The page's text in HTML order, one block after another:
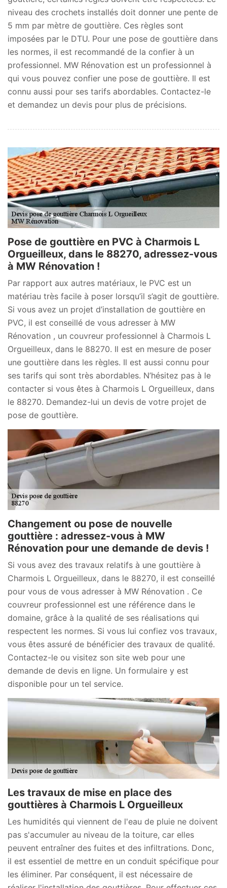
niveau des crochets installés doit donner une pente de
5 mm par mètre de gouttière. Ces règles sont
imposées par le DTU. Pour une pose de gouttière dans
les normes, il est recommandé de la confier à un
professionnel. MW Rénovation est un professionnel à
qui vous pouvez confier une pose de gouttière. Il est
connu aussi pour ses tarifs abordables. Contactez-le
et demandez un devis pour plus de précisions.
Pose de gouttière en PVC à Charmois L
Orgueilleux, dans le 88270, adressez-vous
à MW Rénovation !
Par rapport aux autres matériaux, le PVC est un
matériau très facile à poser lorsqu’il s’agit de gouttière.
Si vous avez un projet d’installation de gouttière en
PVC, il est conseillé de vous adresser à MW
Rénovation , un couvreur professionnel à Charmois L
Orgueilleux, dans le 88270. Il est en mesure de poser
une gouttière dans les règles. Il est aussi connu pour
ses tarifs qui sont très abordables. N’hésitez pas à le
contacter si vous êtes à Charmois L Orgueilleux, dans
le 88270. Demandez-lui un devis de votre projet de
pose de gouttière.
Changement ou pose de nouvelle
gouttière : adressez-vous à MW
Rénovation pour une demande de devis !
Si vous avez des travaux relatifs à une gouttière à
Charmois L Orgueilleux, dans le 88270, il est conseillé
pour vous de vous adresser à MW Rénovation . Ce
couvreur professionnel est une référence dans le
domaine, grâce à la qualité de ses réalisations qui
respectent les normes. Si vous lui confiez vos travaux,
vous êtes assuré de bénéficier des travaux de qualité.
Contactez-le ou visitez son site web pour une
demande de devis en ligne. Un formulaire y est
disponible pour un tel service.
Les travaux de mise en place des
gouttières à Charmois L Orgueilleux
Les humidités qui viennent de l'eau de pluie ne doivent
pas s'accumuler au niveau de la toiture, car elles
peuvent entraîner des fuites et des infiltrations. Donc,
il est essentiel de mettre en un conduit spécifique pour
les éliminer. Par conséquent, il est nécessaire de